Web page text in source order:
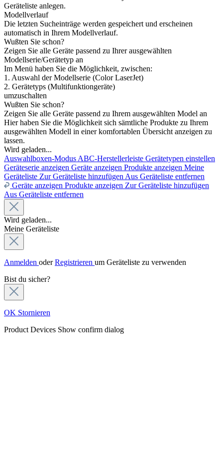
Geräteliste anlegen.
Modellverlauf
Die letzten Sucheinträge werden gespeichert und erscheinen
automatisch in Ihrem Modellverlauf.
Wußten Sie schon?
Zeigen Sie alle Geräte passend zu Ihrer ausgewählten
Modellserie/Gerätetyp an
Im Menü haben Sie die Möglichkeit, zwischen:
1. Auswahl der Modellserie (Color LaserJet)
2. Gerätetyps (Multifunktiongeräte)
umzuschalten
Wußten Sie schon?
Zeigen Sie alle Geräte passend zu Ihrem ausgewählten Model an
Hier haben Sie die Möglichkeit sich sämtliche Produkte zu Ihrem
ausgewählten Modell in einer komfortablen Übersicht anzeigen zu
lassen.
Wird geladen...
Auswahlboxen-Modus ABC-Herstellerleiste Gerätetypen einstellen
Geräteserie anzeigen Geräte anzeigen Produkte anzeigen Meine
Geräteliste Zur Geräteliste hinzufügen Aus Geräteliste entfernen
Geräte anzeigen Produkte anzeigen Zur Geräteliste hinzufügen
Aus Geräteliste entfernen
Wird geladen...
Meine Geräteliste
Anmelden oderRegistrieren um Geräteliste zu verwenden
Bist du sicher?
OK Stornieren
Product Devices Show confirm dialog